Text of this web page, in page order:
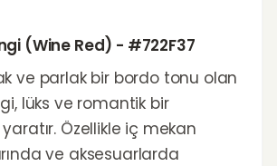
(Wine Red) - #722F37
ve parlak bir bordo tonu olan
lüks ve romantik bir
Özellikle iç mekan
ve aksesuarlarda